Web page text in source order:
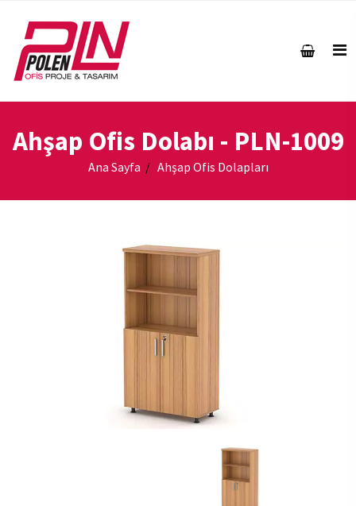
Ahşap Ofis Dolabı - PLN-1009
Ana Sayfa Ahşap Ofis Dolapları